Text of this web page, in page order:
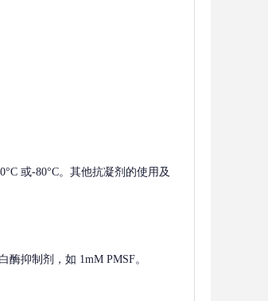
或-80°C。其他抗凝剂的使用及
抑制剂，如 1mM PMSF。